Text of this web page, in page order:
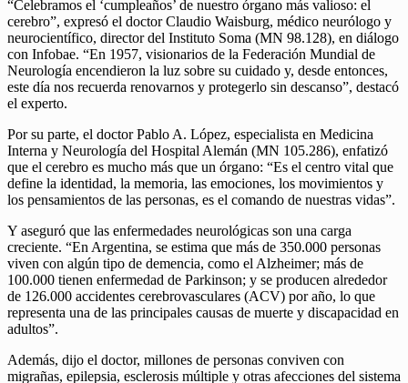
“Celebramos el ‘cumpleaños’ de nuestro órgano más valioso: el
cerebro”, expresó el doctor Claudio Waisburg, médico neurólogo y
neurocientífico, director del Instituto Soma (MN 98.128), en diálogo
con Infobae. “En 1957, visionarios de la Federación Mundial de
Neurología encendieron la luz sobre su cuidado y, desde entonces,
este día nos recuerda renovarnos y protegerlo sin descanso”, destacó
el experto.
Por su parte, el doctor Pablo A. López, especialista en Medicina
Interna y Neurología del Hospital Alemán (MN 105.286), enfatizó
que el cerebro es mucho más que un órgano: “Es el centro vital que
define la identidad, la memoria, las emociones, los movimientos y
los pensamientos de las personas, es el comando de nuestras vidas”.
Y aseguró que las enfermedades neurológicas son una carga
creciente. “En Argentina, se estima que más de 350.000 personas
viven con algún tipo de demencia, como el Alzheimer; más de
100.000 tienen enfermedad de Parkinson; y se producen alrededor
de 126.000 accidentes cerebrovasculares (ACV) por año, lo que
representa una de las principales causas de muerte y discapacidad en
adultos”.
Además, dijo el doctor, millones de personas conviven con
migrañas, epilepsia, esclerosis múltiple y otras afecciones del sistema